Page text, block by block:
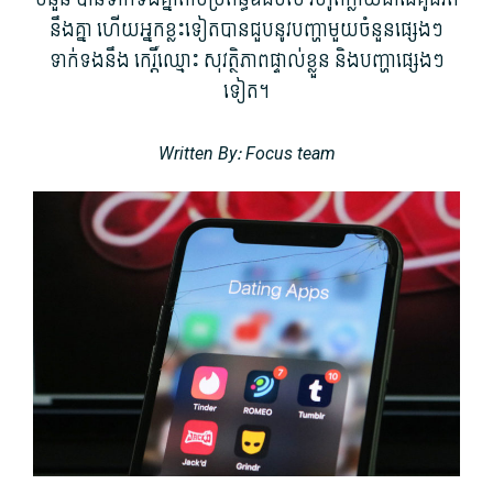
នឹងគ្នា ហើយ​អ្នកខ្លះ​ទៀត​បាន​ជួប​នូវ​បញ្ហា​មួយ​ចំ​នួន​ផ្សេងៗ​
ទាក់ទង​នឹង កេរ្តិ៍ឈ្មោះ សុវត្ថិភាព​ផ្ទាល់ខ្លួន និង​បញ្ហា​ផ្សេងៗ
ទៀត។
Written By: Focus team